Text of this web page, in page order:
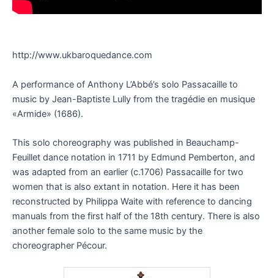
http://www.ukbaroquedance.com
A performance of Anthony L’Abbé’s solo Passacaille to
music by Jean-Baptiste Lully from the tragédie en musique
«Armide» (1686).
This solo choreography was published in Beauchamp-
Feuillet dance notation in 1711 by Edmund Pemberton, and
was adapted from an earlier (c.1706) Passacaille for two
women that is also extant in notation. Here it has been
reconstructed by Philippa Waite with reference to dancing
manuals from the first half of the 18th century. There is also
another female solo to the same music by the
choreographer Pécour.